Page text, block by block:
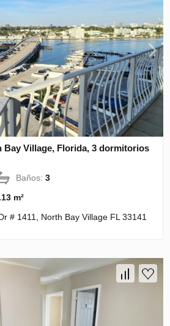
Bay Village, Florida, 3 dormitorios
Baños:3
m²
# 1411, North Bay Village FL 33141